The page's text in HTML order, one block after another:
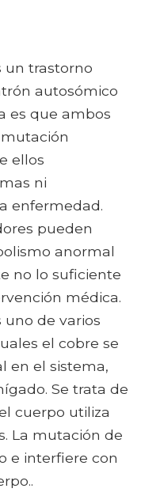
un trastorno
autosómico
es que ambos
ellos
ni
enfermedad.
pueden
anormal
no lo suficiente
médica.
de varios
el cobre se
en el sistema,
Se trata de
cuerpo utiliza
La mutación de
e interfiere con